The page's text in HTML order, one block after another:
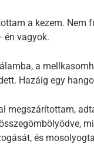
a kezem. Nem
én vagyok.
a
Hazáig egy
megszárítottam,
és